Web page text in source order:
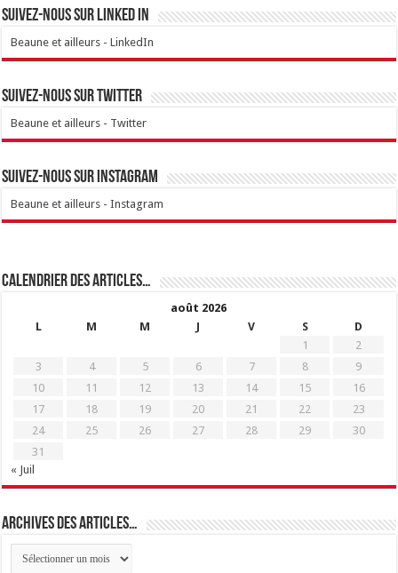
Suivez-nous sur linked IN
Beaune et ailleurs - LinkedIn
Suivez-nous sur Twitter
Beaune et ailleurs - Twitter
Suivez-nous sur Instagram
Beaune et ailleurs - Instagram
Calendrier des articles…
août 2026
L
M M J V S
D
1
2
3
4 5 6 7 8
9
10
11 12 13 14 15
16
17
18 19 20 21 22
23
24
25 26 27 28 29
30
31
« Juil
Archives des articles…
Archives
des